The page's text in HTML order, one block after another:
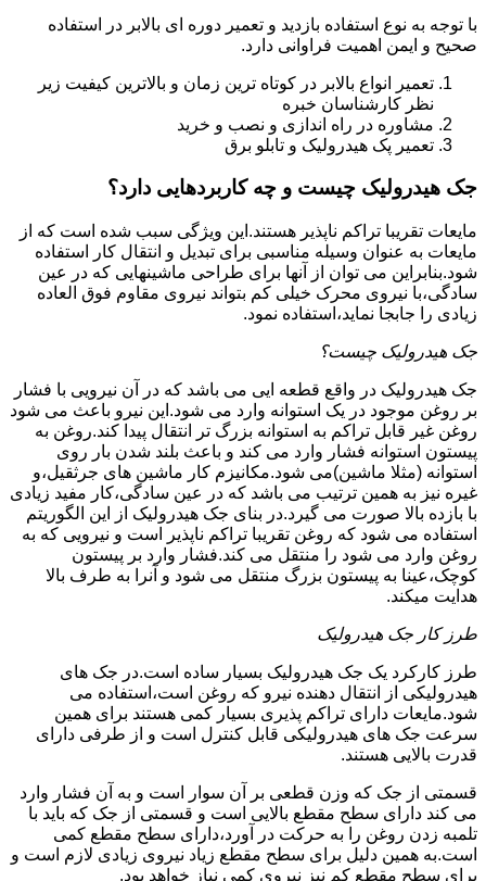
با توجه به نوع استفاده بازدید و تعمیر دوره ای بالابر در استفاده
صحیح و ایمن اهمیت فراوانی دارد.
تعمیر انواع بالابر در کوتاه ترین زمان و بالاترین کیفیت زیر
نظر کارشناسان خبره
مشاوره در راه اندازی و نصب و خرید
تعمیر پک هیدرولیک و تابلو برق
جک هیدرولیک چیست و چه کاربردهایی دارد؟
مایعات تقریبا تراکم ناپذیر هستند.این ویژگی سبب شده است که از
مایعات به عنوان وسیله مناسبی برای تبدیل و انتقال کار استفاده
شود.بنابراین می توان از آنها برای طراحی ماشینهایی که در عین
سادگی،با نیروی محرک خیلی کم بتواند نیروی مقاوم فوق العاده
زیادی را جابجا نماید،استفاده نمود.
جک هیدرولیک چیست؟
جک هیدرولیک در واقع قطعه ایی می باشد که در آن نیرویی با فشار
بر روغن موجود در یک استوانه وارد می شود.این نیرو باعث می شود
روغن غیر قابل تراکم به استوانه بزرگ تر انتقال پیدا کند.روغن به
پیستون استوانه فشار وارد می کند و باعث بلند شدن بار روی
استوانه (مثلا ماشین)می شود.مکانیزم کار ماشین های جرثقیل،و
غیره نیز به همین ترتیب می باشد که در عین سادگی،کار مفید زیادی
با بازده بالا صورت می گیرد.در بنای جک هیدرولیک از این الگوریتم
استفاده می شود که روغن تقریبا تراکم ناپذیر است و نیرویی که به
روغن وارد می شود را منتقل می کند.فشار وارد بر پیستون
کوچک،عینا به پیستون بزرگ منتقل می شود و آنرا به طرف بالا
هدایت میکند.
طرز کار جک هیدرولیک
طرز کارکرد یک جک هیدرولیک بسیار ساده است.در جک های
هیدرولیکی از انتقال دهنده نیرو که روغن است،استفاده می
شود.مایعات دارای تراکم پذیری بسیار کمی هستند برای همین
سرعت جک های هیدرولیکی قابل کنترل است و از طرفی دارای
قدرت بالایی هستند.
قسمتی از جک که وزن قطعی بر آن سوار است و به آن فشار وارد
می کند دارای سطح مقطع بالایی است و قسمتی از جک که باید با
تلمبه زدن روغن را به حرکت در آورد،دارای سطح مقطع کمی
است.به همین دلیل برای سطح مقطع زیاد نیروی زیادی لازم است و
برای سطح مقطع کم نیز نیروی کمی نیاز خواهد بود.